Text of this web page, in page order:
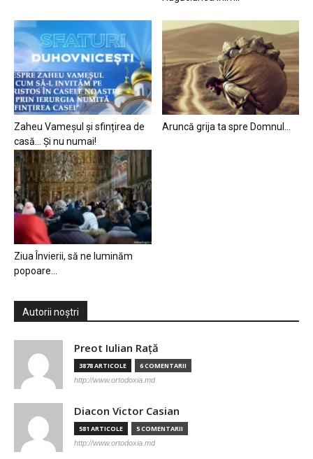
Zaheu Vameșul și sfințirea de
casă… Și nu numai!
Aruncă grija ta spre Domnul…
Ziua Învierii, să ne luminăm
popoare…
Autorii noștri
Preot Iulian Raţă
3878 ARTICOLE 6 COMENTARII
http://www.ortodoxia.md
Diacon Victor Casian
581 ARTICOLE 5 COMENTARII
http://www.ortodoxia.md